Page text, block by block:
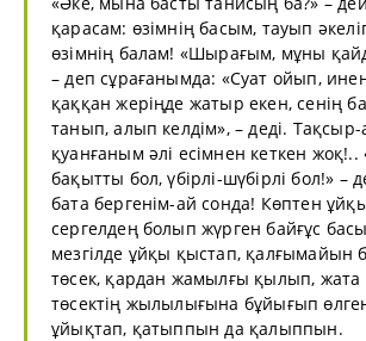
қарасам: өзімнің басым, тауып
өзімнің балам! «Шырағым, мұны
– деп сұрағанымда: «Суат ойып,
қаққан жеріңде жатыр екен, сенің
танып, алып келдім», – деді.
қуанғаным әлі есімнен кеткен жоқ!..
бақытты бол, үбірлі-шүбірлі бол!» –
бата бергенім-ай сонда! Көптен
сергелдең болып жүрген байғұс
мезгілде ұйқы қыстап, қалғымайын
төсек, қардан жамылғы қылып, жата
төсектің жылылығына бұйығып
ұйықтап, қатыппын да қалыппын.